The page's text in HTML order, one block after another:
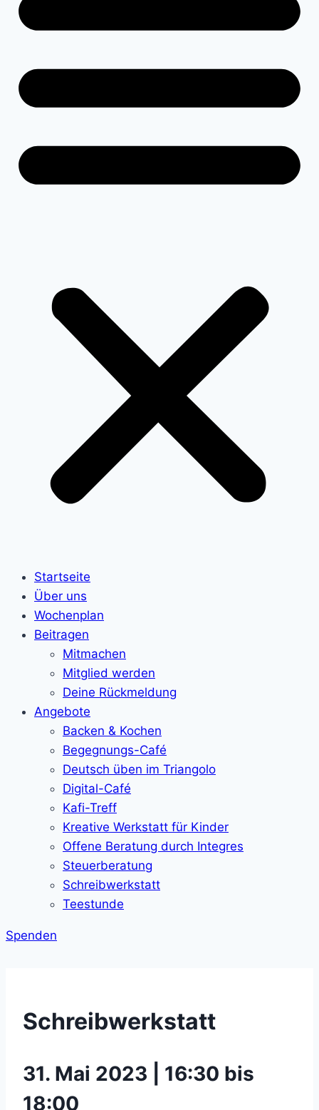
Startseite
Über uns
Wochenplan
Beitragen
Mitmachen
Mitglied werden
Deine Rückmeldung
Angebote
Backen & Kochen
Begegnungs-Café
Deutsch üben im Triangolo
Digital-Café
Kafi-Treff
Kreative Werkstatt für Kinder
Offene Beratung durch Integres
Steuerberatung
Schreibwerkstatt
Teestunde
Spenden
Schreibwerkstatt
31. Mai 2023 | 16:30 bis
18:00